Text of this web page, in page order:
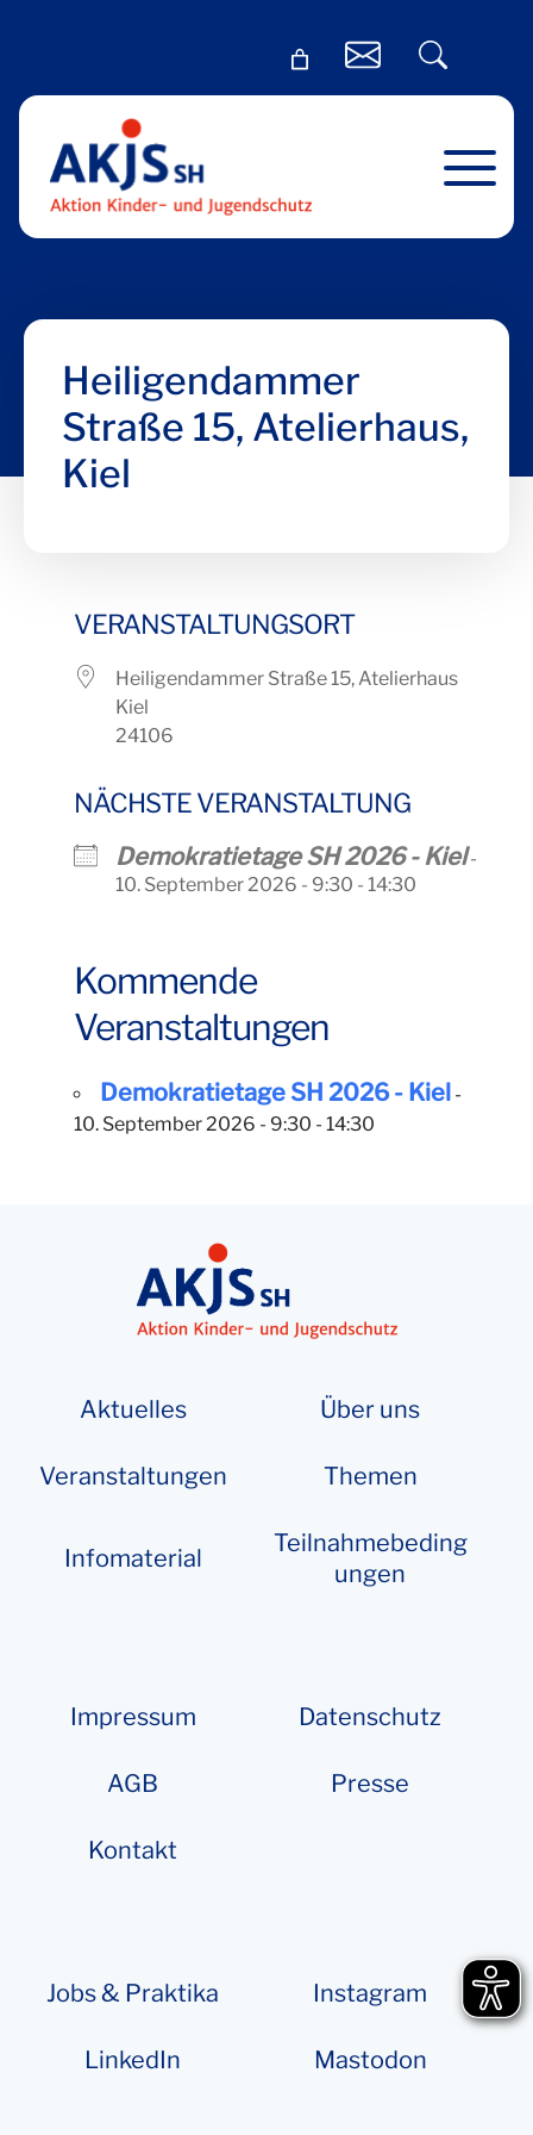
Heiligendammer
Straße 15, Atelierhaus,
Kiel
VERANSTALTUNGSORT
Heiligendammer Straße 15, Atelierhaus
Kiel
24106
NÄCHSTE VERANSTALTUNG
Demokratietage SH 2026 - Kiel-
10. September 2026 - 9:30 - 14:30
Kommende
Veranstaltungen
Demokratietage SH 2026 - Kiel -
10. September 2026 - 9:30 - 14:30
Aktuelles Über uns
Veranstaltungen Themen
Info­­ma­te­rial
Teilnahmebeding
ungen
Impressum Datenschutz
AGB Presse
Kontakt
Jobs & Praktika Instagram
LinkedIn Mastodon